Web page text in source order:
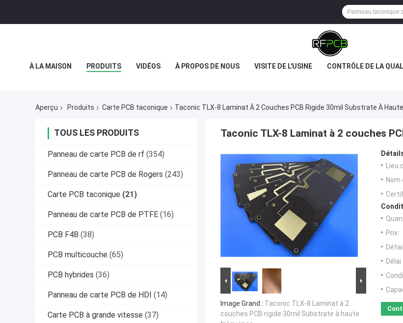
À LA MAISON PRODUITS VIDÉOS À PROPOS DE NOUS VISITE DE L'USINE CONTRÔLE DE LA
Aperçu Produits Carte PCB taconique Taconic TLX-8 Laminat À 2 Couches PCB Rigide 30mil Substrate À
TOUS LES PRODUITS
Panneau de carte PCB de rf (354)
Panneau de carte PCB de Rogers (243)
Carte PCB taconique (21)
Panneau de carte PCB de PTFE (16)
PCB F4B (38)
PCB multicouche (65)
PCB hybrides (36)
Panneau de carte PCB de HDI (14)
Carte PCB à grande vitesse (37)
Taconic TLX-8 Laminat à 2 couches
Image Grand : Taconic TLX-8 Laminat à 2
couches PCB rigide 30mil Substrate à haute
Lieu
Nom
Prix: